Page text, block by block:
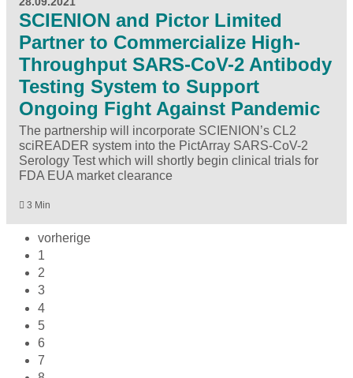
SCIENION and Pictor Limited
Partner to Commercialize High-
Throughput SARS-CoV-2 Antibody
Testing System to Support
Ongoing Fight Against Pandemic
The partnership will incorporate SCIENION’s CL2
sciREADER system into the PictArray SARS-CoV-2
Serology Test which will shortly begin clinical trials for
FDA EUA market clearance
3 Min
vorherige
1
2
3
4
5
6
7